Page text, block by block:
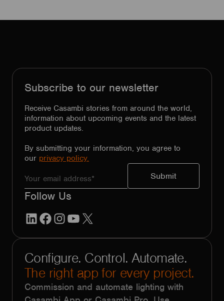
Subscribe to our newsletter
Receive Casambi stories from around the world,
information about upcoming events and the latest
product updates.
By submitting your information, you agree to
our privacy policy.
Follow Us
LinkedInFacebook
Instagram
YouTube
Configure. Control. Automate.
The right app for every project.
Commission and automate lighting with